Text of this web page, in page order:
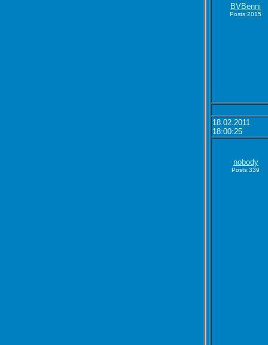
BVBenni
Posts:2015
18.02.2011
18:00:25
nobody
Posts:339